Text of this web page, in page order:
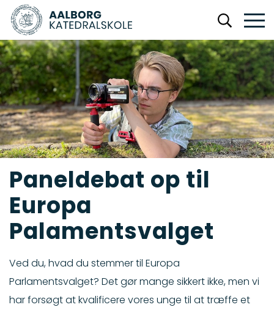
Paneldebat op til
Europa
Palamentsvalget
Ved du, hvad du stemmer til Europa
Parlamentsvalget? Det gør mange sikkert ikke, men vi
har forsøgt at kvalificere vores unge til at træffe et